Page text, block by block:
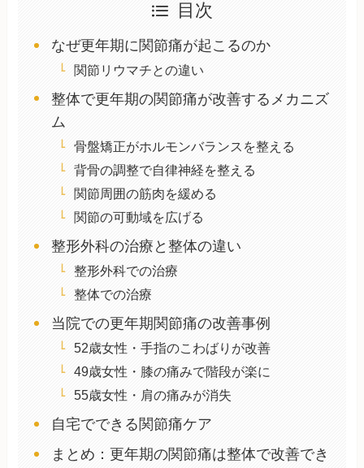
目次
なぜ更年期に関節痛が起こるのか
関節リウマチとの違い
整体で更年期の関節痛が改善するメカニズ
ム
骨盤矯正がホルモンバランスを整える
背骨の調整で自律神経を整える
関節周囲の筋肉を緩める
関節の可動域を広げる
整形外科の治療と整体の違い
整形外科での治療
整体での治療
当院での更年期関節痛の改善事例
52歳女性・手指のこわばりが改善
49歳女性・膝の痛みで階段が楽に
55歳女性・肩の痛みが消失
自宅でできる関節痛ケア
まとめ：更年期の関節痛は整体で改善でき